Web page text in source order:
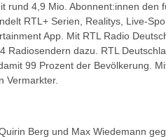
rund 4,9 Mio. Abonnent:innen den
RTL+ Serien, Realitys, Live-
App. Mit RTL Radio
Radiosendern dazu. RTL
99 Prozent der Bevölkerung.
Vermarkter.
Berg und Max Wiedemann